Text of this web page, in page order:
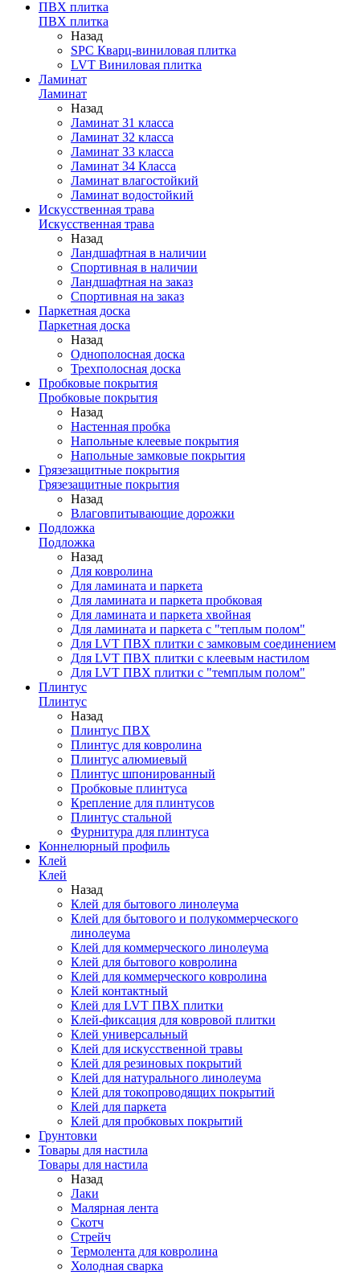
ПВХ плитка
ПВХ плитка
Назад
SPC Кварц-виниловая плитка
LVT Виниловая плитка
Ламинат
Ламинат
Назад
Ламинат 31 класса
Ламинат 32 класса
Ламинат 33 класса
Ламинат 34 Класса
Ламинат влагостойкий
Ламинат водостойкий
Искусственная трава
Искусственная трава
Назад
Ландшафтная в наличии
Спортивная в наличии
Ландшафтная на заказ
Спортивная на заказ
Паркетная доска
Паркетная доска
Назад
Однополосная доска
Трехполосная доска
Пробковые покрытия
Пробковые покрытия
Назад
Настенная пробка
Напольные клеевые покрытия
Напольные замковые покрытия
Грязезащитные покрытия
Грязезащитные покрытия
Назад
Влаговпитывающие дорожки
Подложка
Подложка
Назад
Для ковролина
Для ламината и паркета
Для ламината и паркета пробковая
Для ламината и паркета хвойная
Для ламината и паркета с "теплым полом"
Для LVT ПВХ плитки с замковым соединением
Для LVT ПВХ плитки с клеевым настилом
Для LVT ПВХ плитки с "темплым полом"
Плинтус
Плинтус
Назад
Плинтус ПВХ
Плинтус для ковролина
Плинтус алюмиевый
Плинтус шпонированный
Пробковые плинтуса
Крепление для плинтусов
Плинтус стальной
Фурнитура для плинтуса
Коннелюрный профиль
Клей
Клей
Назад
Клей для бытового линолеума
Клей для бытового и полукоммерческого
линолеума
Клей для коммерческого линолеума
Клей для бытового ковролина
Клей для коммерческого ковролина
Клей контактный
Клей для LVT ПВХ плитки
Клей-фиксация для ковровой плитки
Клей универсальный
Клей для искусственной травы
Клей для резиновых покрытий
Клей для натурального линолеума
Клей для токопроводящих покрытий
Клей для паркета
Клей для пробковых покрытий
Грунтовки
Товары для настила
Товары для настила
Назад
Лаки
Малярная лента
Скотч
Стрейч
Термолента для ковролина
Холодная сварка